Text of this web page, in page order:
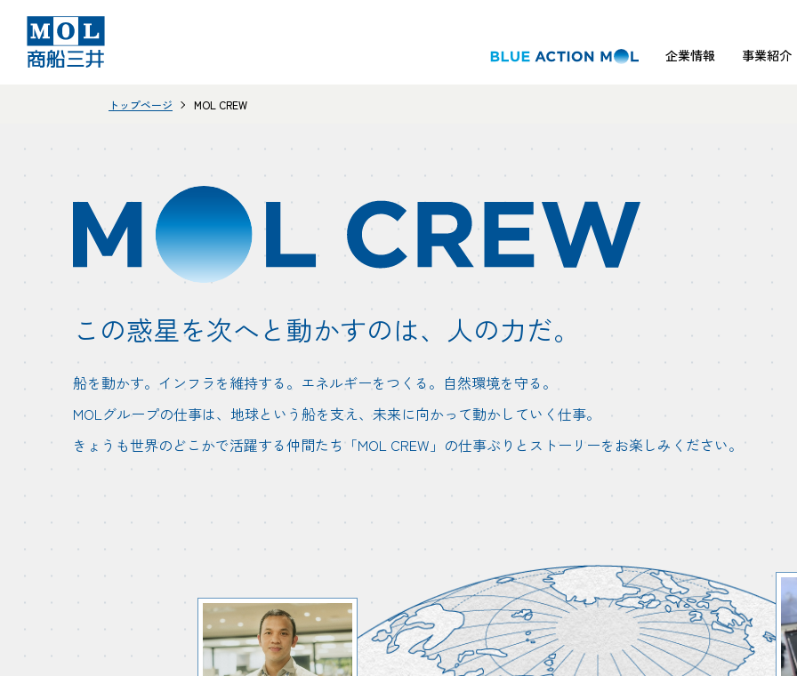
企業情報 事業紹介
トップページ MOL CREW
この惑星を次へと動かすのは、 人の力だ。
船を動かす。インフラを維持する。エネルギーをつくる。自然環境を守る。
MOLグループの仕事は、地球という船を支え、未来に向かって動かしていく仕事。
きょうも世界のどこかで活躍する仲間たち「MOL CREW」の仕事ぶりとストーリーをお楽しみください。